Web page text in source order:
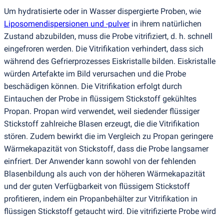
Um hydratisierte oder in Wasser dispergierte Proben, wie
Liposomendispersionen und -pulverin ihrem natürlichen
Zustand abzubilden, muss die Probe vitrifiziert, d. h. schnell
eingefroren werden. Die Vitrifikation verhindert, dass sich
während des Gefrierprozesses Eiskristalle bilden. Eiskristalle
würden Artefakte im Bild verursachen und die Probe
beschädigen können. Die Vitrifikation erfolgt durch
Eintauchen der Probe in flüssigem Stickstoff gekühltes
Propan. Propan wird verwendet, weil siedender flüssiger
Stickstoff zahlreiche Blasen erzeugt, die die Vitrifikation
stören. Zudem bewirkt die im Vergleich zu Propan geringere
Wärmekapazität von Stickstoff, dass die Probe langsamer
einfriert. Der Anwender kann sowohl von der fehlenden
Blasenbildung als auch von der höheren Wärmekapazität
und der guten Verfügbarkeit von flüssigem Stickstoff
profitieren, indem ein Propanbehälter zur Vitrifikation in
flüssigen Stickstoff getaucht wird. Die vitrifizierte Probe wird